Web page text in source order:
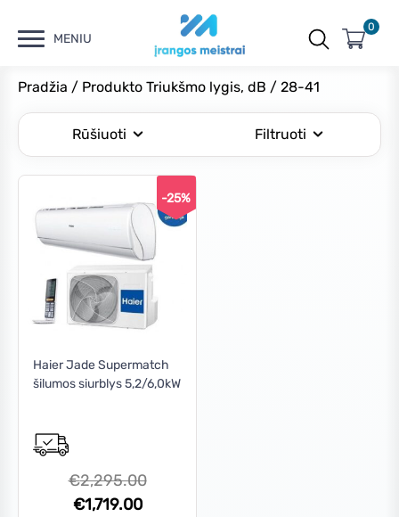
MENIU
0
Pradžia / Produkto Triukšmo lygis, dB / 28-41
Rūšiuoti Filtruoti
Min
Maks
Filtruoti
Kaina: €1,710— €1,720
-25%
Haier Jade Supermatch
šilumos siurblys 5,2/6,0kW
€2,295.00Original
€1,719.00Current